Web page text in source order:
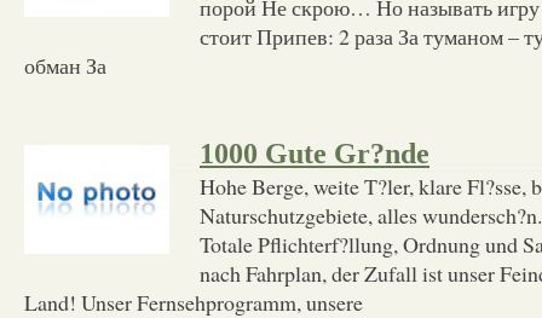
порой Не скрою… Но называть
стоит Припев: 2 раза За туманом –
обман За
1000 Gute Gr?nde
Hohe Berge, weite T?ler, klare Fl?sse,
Naturschutzgebiete, alles
Totale Pflichterf?llung, Ordnung und
nach Fahrplan, der Zufall ist unser
Land! Unser Fernsehprogramm, unsere